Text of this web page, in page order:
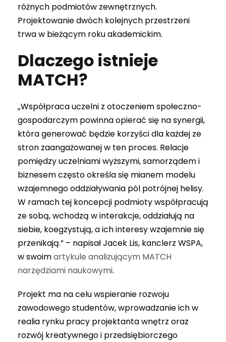
różnych podmiotów zewnętrznych.
Projektowanie dwóch kolejnych przestrzeni
trwa w bieżącym roku akademickim.
Dlaczego istnieje
MATCH?
„Współpraca uczelni z otoczeniem społeczno-
gospodarczym powinna opierać się na synergii,
która generować będzie korzyści dla każdej ze
stron zaangażowanej w ten proces. Relacje
pomiędzy uczelniami wyższymi, samorządem i
biznesem często określa się mianem modelu
wzajemnego oddziaływania pól potrójnej helisy.
W ramach tej koncepcji podmioty współpracują
ze sobą, wchodzą w interakcje, oddziałują na
siebie, koegzystują, a ich interesy wzajemnie się
przenikają.” – napisał Jacek Lis, kanclerz WSPA,
w swoimartykule analizującym MATCH
narzędziami naukowymi.
Projekt ma na celu wspieranie rozwoju
zawodowego studentów, wprowadzanie ich w
realia rynku pracy projektanta wnętrz oraz
rozwój kreatywnego i przedsiębiorczego